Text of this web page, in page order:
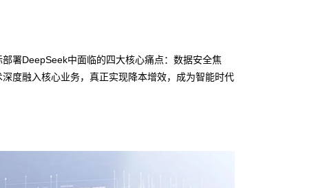
署DeepSeek中面临的四大核心痛点：数据安全焦
度融入核心业务，真正实现降本增效，成为智能时代